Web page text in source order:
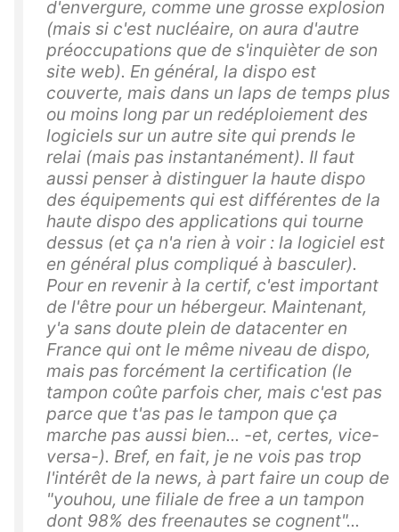
d'envergure, comme une grosse explosion
(mais si c'est nucléaire, on aura d'autre
préoccupations que de s'inquièter de son
site web). En général, la dispo est
couverte, mais dans un laps de temps plus
ou moins long par un redéploiement des
logiciels sur un autre site qui prends le
relai (mais pas instantanément). Il faut
aussi penser à distinguer la haute dispo
des équipements qui est différentes de la
haute dispo des applications qui tourne
dessus (et ça n'a rien à voir : la logiciel est
en général plus compliqué à basculer).
Pour en revenir à la certif, c'est important
de l'être pour un hébergeur. Maintenant,
y'a sans doute plein de datacenter en
France qui ont le même niveau de dispo,
mais pas forcément la certification (le
tampon coûte parfois cher, mais c'est pas
parce que t'as pas le tampon que ça
marche pas aussi bien... -et, certes, vice-
versa-). Bref, en fait, je ne vois pas trop
l'intérêt de la news, à part faire un coup de
"youhou, une filiale de free a un tampon
dont 98% des freenautes se cognent"...